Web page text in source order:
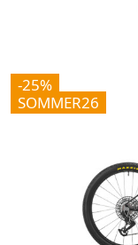
-25%
SOMMER26